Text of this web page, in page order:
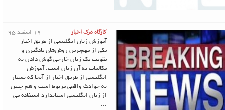
کارگاه درک اخبار
19 اسفند 95
آموزش زبان انگلیسی از طریق اخبار
یکی از مهم‌ترین روش‌های یادگیری و
تقویت یک زبان خارجی گوش دادن به
مکالمات به آن زبان است. آموزش
انگلیسی از طریق اخبار از آنجا که بسیار
به حوادث واقعی مربوط است و هم چنین
از زبان انگلیسی استاندارد استفاده می
...